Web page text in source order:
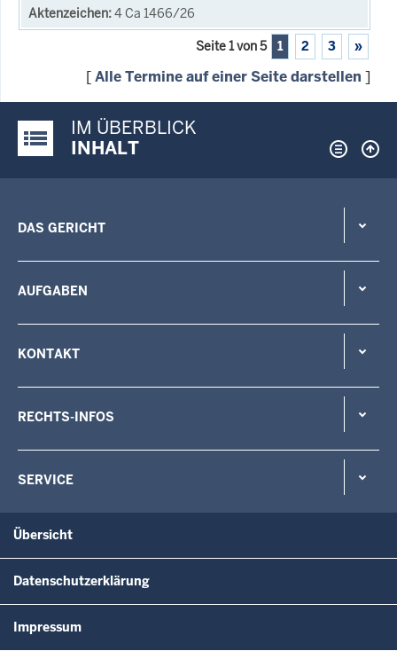
4 Ca 1466/26
Seite 1 von 5 1 2 3 »
[Alle Termine auf einer Seite darstellen ]
Justiz-Portal im Überblick:
IM ÜBERBLICK
INHALT
DAS GERICHT
AUFGABEN
KONTAKT
RECHTS-INFOS
SERVICE
Übersicht
Datenschutzerklärung
Impressum